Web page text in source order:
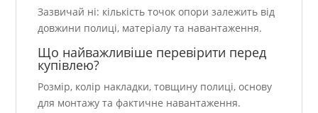
Зазвичай ні: кількість точок опори залежить від
довжини полиці, матеріалу та навантаження.
Що найважливіше перевірити перед
купівлею?
Розмір, колір накладки, товщину полиці, основу
для монтажу та фактичне навантаження.